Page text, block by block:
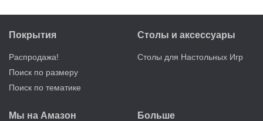
Покрытия
Распродажа!
Поиск по размеру
Поиск по тематике
Столы и аксессуары
Столы для Настольных Игр
Мы на Амазон Больше